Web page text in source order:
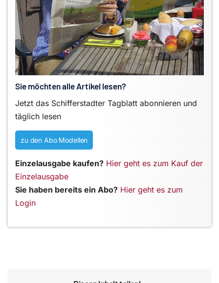
Sie möchten alle Artikel lesen?
Jetzt das Schifferstadter Tagblatt abonnieren und
täglich lesen
zu den Abo Modellen
Einzelausgabe kaufen? Hier geht es zum Kauf der
Einzelausgabe
Sie haben bereits ein Abo? Hier geht es zum
Login